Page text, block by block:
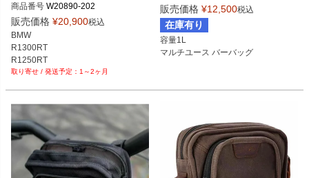
ッヒ
商品番号 W20890-202
販売価格 ¥20,900税込
BMW
R1300RT
R1250RT
R1200RT
1～2ヶ月
3OT：3515-0243
販売価格 ¥12,500税込
在庫有り
容量1L
マルチユース バーバッグ